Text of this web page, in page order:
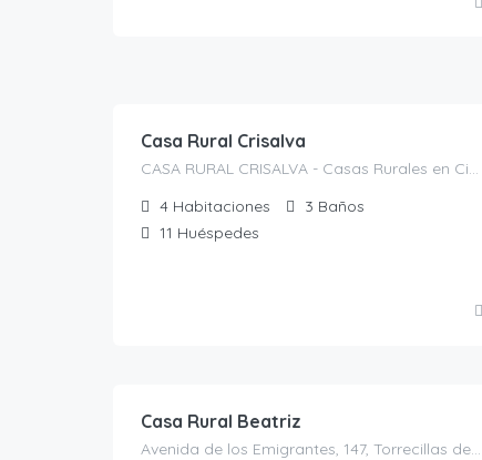
Casa Rural Crisalva
CASA RURAL CRISALVA - Casas Rurales en Ciudad Real, Calle Duque de la Victoria, 35, C. Aldea, 1, 13360 Granátula de Calatrava, Ciudad Real, España, Granátula de Calatrava, Casas rurales en Ciudad Real, Castilla-La Mancha, España
4 Habitaciones 3 Baños
11 Huéspedes
Casa Rural Beatriz
Avenida de los Emigrantes, 147, Torrecillas de la Tiesa, España, Torrecillas de la Tiesa, Casas rurales en Cáceres, Extremadura, España